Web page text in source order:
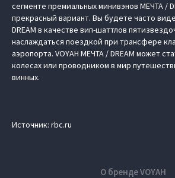
сегменте премиальных минивэнов МЕЧТА /
прекрасный вариант. Вы будете часто
DREAM в качестве вип-шаттлов
наслаждаться поездкой при трансфере
аэропорта. VOYAH МЕЧТА / DREAM может
колесах или проводником в мир
винных.
Источник: rbc.ru
О бренде VOYAH